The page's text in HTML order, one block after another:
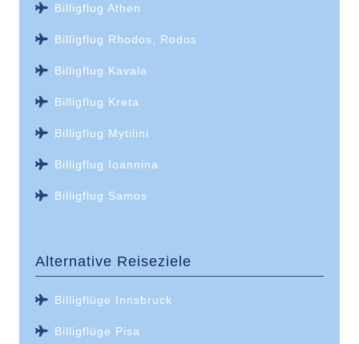
Billigflug Athen
Billigflug Rhodos, Rodos
Billigflug Kavala
Billigflug Kreta
Billigflug Mytilini
Billigflug Ioannina
Billigflug Samos
Alternative Reiseziele
Billigflüge Innsbruck
Billigflüge Pisa